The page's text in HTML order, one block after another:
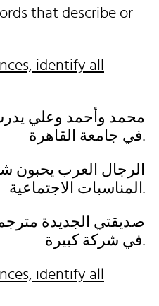
identify all
محمد وأحمد وعلي
في جامعة القاهرة.
الرجال العرب يحبون
المناسبات الاجتماعية.
صديقتي الجديدة
في شركة كبيرة.
identify all